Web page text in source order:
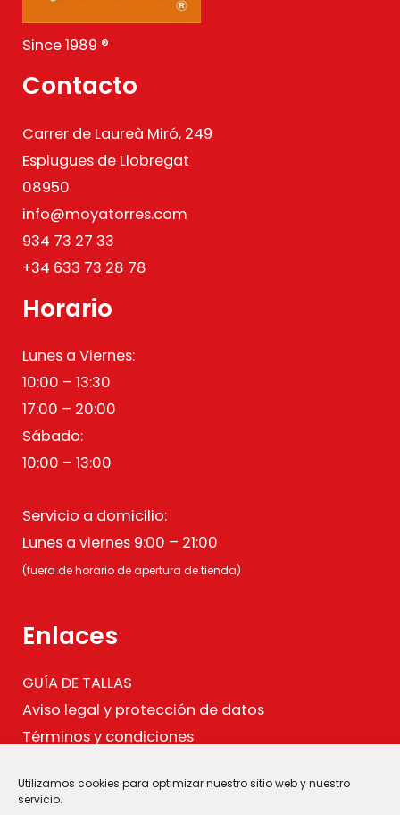
Utilizamos cookies para optimizar nuestro sitio web y nuestro
servicio.
Since 1989 ®
Contacto
Carrer de Laureà Miró, 249
Esplugues de Llobregat
08950
info@moyatorres.com
934 73 27 33
+34 633 73 28 78
Horario
Lunes a Viernes:
10:00 – 13:30
17:00 – 20:00
Sábado:
10:00 – 13:00
Servicio a domicilio:
Lunes a viernes 9:00 – 21:00
(fuera de horario de apertura de tienda)
Enlaces
GUÍA DE TALLAS
Aviso legal y protección de datos
Términos y condiciones
.